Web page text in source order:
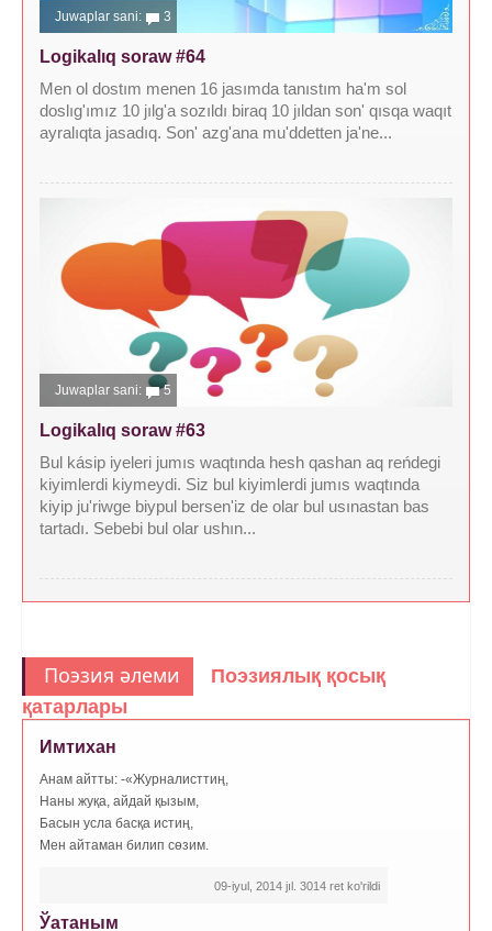
Juwaplar sani: 3
Logikalıq soraw #64
Men ol dostım menen 16 jasımda tanıstım ha'm sol
doslıg'ımız 10 jılg'a sozıldı biraq 10 jıldan son' qısqa waqıt
ayralıqta jasadıq. Son' azg'ana mu'ddetten ja'ne...
Juwaplar sani: 5
Logikalıq soraw #63
Bul kásip iyeleri jumıs waqtında hesh qashan aq reńdegi
kiyimlerdi kiymeydi. Siz bul kiyimlerdi jumıs waqtında
kiyip ju'riwge biypul bersen'iz de olar bul usınastan bas
tartadı. Sebebi bul olar ushın...
Поэзия әлеми
Поэзиялық қосық
қатарлары
Имтихан
Анам айтты: -«Журналисттиң,
Наны жуқа, айдай қызым,
Басын усла басқа истиң,
Мен айтаман билип сөзим.
09-iyul, 2014 jıl. 3014 ret ko'rildi
Ўатаным